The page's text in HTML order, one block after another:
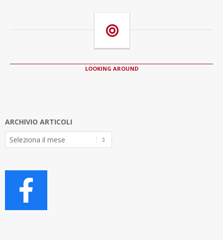
LOOKING AROUND
ARCHIVIO ARTICOLI
Archivio
Articoli